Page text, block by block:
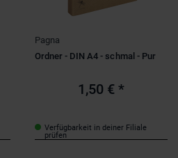
Pagna
Ordner - DIN A4 - schmal - Pur
1,50 € *
Verfügbarkeit in deiner Filiale
prüfen